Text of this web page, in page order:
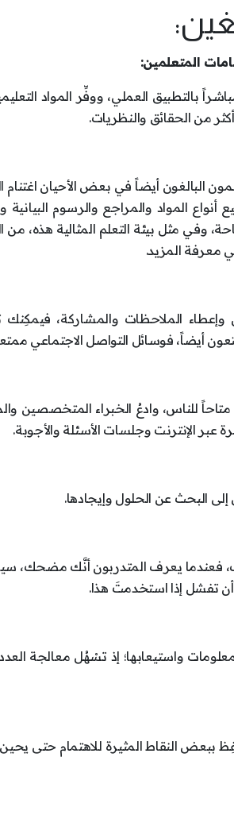
بالتطبيق العملي، ووفِّر المواد
من الحقائق والنظريات.
البالغون أيضاً في بعض الأحيان اغتنام
المواد والمراجع والرسوم البيانية
وفي مثل بيئة التعلم المثالية هذه، من
معرفة المزيد.
الملاحظات والمشاركة،
أيضاً، فوسائل التواصل الاجتماعي
للناس، وادعُ الخبراء المتخصصين
الإنترنت وجلسات الأسئلة والأجوبة.
البحث عن الحلول وإيجادها.
فعندما يعرف المتدربون أنَّك مضحك،
أن تفشل إذا استخدمتَ هذا.
واستيعابها؛ إذ تسْهُل معالجة العدد
ببعض النقاط المثيرة للاهتمام حتى